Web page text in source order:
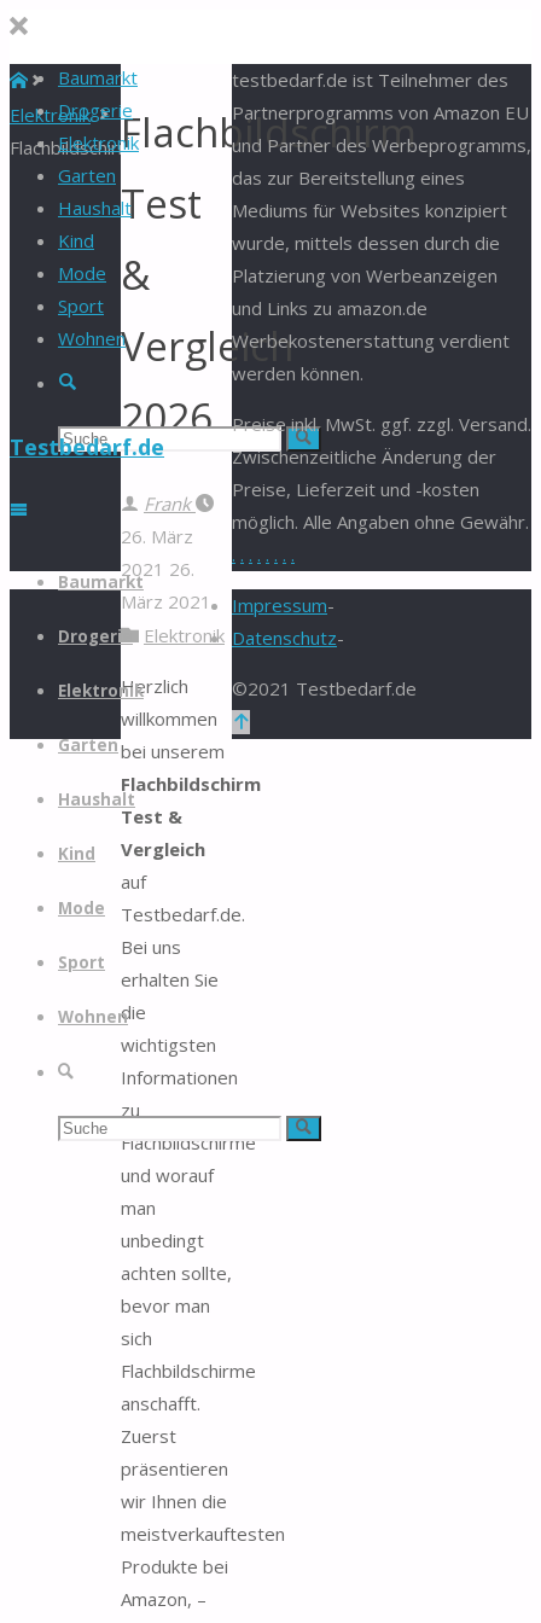
Baumarkt
Drogerie
Elektronik
Garten
Haushalt
Kind
Mode
Sport
Wohnen
Suche
Suchen Suche
Testbedarf.de
Zum
springen
Baumarkt
Drogerie
Elektronik
Garten
Haushalt
Kind
Mode
Sport
Wohnen
Suche
Suchen Suche
Start
Elektronik
FlachbildschirmFlachbildschirm
Test
&
Vergleich
2026
Frank
26. März
2021 26.
März 2021
Elektronik
Herzlich
willkommen
bei unserem
Flachbildschirm
Test &
Vergleich
auf
Testbedarf.de.
Bei uns
erhalten Sie
die
wichtigsten
Informationen
zu
Flachbildschirme
und worauf
man
unbedingt
achten sollte,
bevor man
sich
Flachbildschirme
anschafft.
Zuerst
präsentieren
wir Ihnen die
meistverkauftesten
Produkte bei
Amazon, –
testbedarf.de ist Teilnehmer des
Partnerprogramms von Amazon EU
und Partner des Werbeprogramms,
das zur Bereitstellung eines
Mediums für Websites konzipiert
wurde, mittels dessen durch die
Platzierung von Werbeanzeigen
und Links zu amazon.de
Werbekostenerstattung verdient
werden können.
Preise inkl. MwSt. ggf. zzgl. Versand.
Zwischenzeitliche Änderung der
Preise, Lieferzeit und -kosten
möglich. Alle Angaben ohne Gewähr.
. . . . . . . .
Impressum-
Datenschutz-
©2021 Testbedarf.de
Zurück
oben